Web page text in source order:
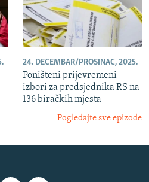
24. DECEMBAR/PROSINAC, 2025.
Poništeni prijevremeni
izbori za predsjednika RS na
136 biračkih mjesta
Pogledajte sve epizode